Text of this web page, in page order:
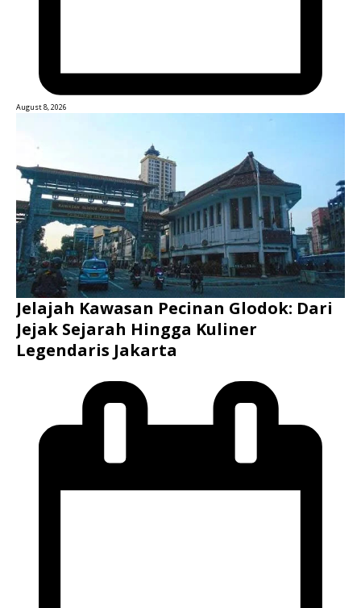
August 8, 2026
Jelajah Kawasan Pecinan Glodok: Dari
Jejak Sejarah Hingga Kuliner
Legendaris Jakarta